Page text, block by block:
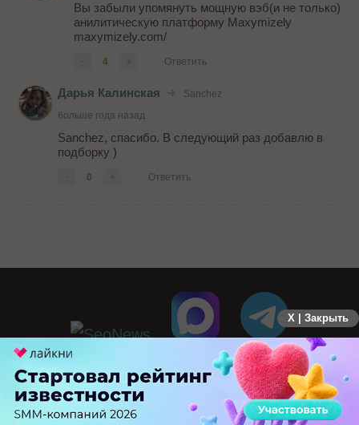
Вы забыли упомянуть мощную вэб(и не только)
анилитическую платформу Maxymizely
maxymizely.com/
4 Ответить
Дарья Калинская
Sanchez
больше года назад
Sanchez, спасибо. В следующий раз добавлю в
подборку )
0 Ответить
X | Закрыть
ПЕРЕЙТИ НА ПОЛНУЮ ВЕРСИЮ
© SEOnews.ru Все права защищены. 2026